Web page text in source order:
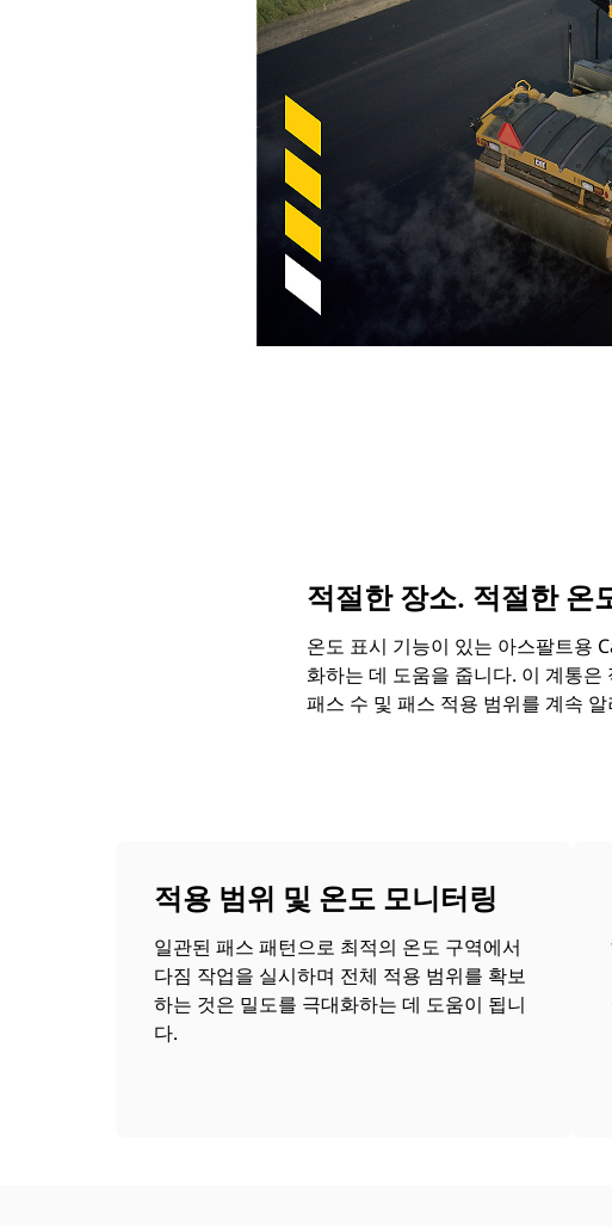
적절한 장소. 적절한 온
온도 표시 기능이 있는 아스팔트용
화하는 데 도움을 줍니다. 이 계통
패스 수 및 패스 적용 범위를 계속
적용 범위 및 온도 모니터링
일관된 패스 패턴으로 최적의 온도 구역에서
다짐 작업을 실시하며 전체 적용 범위를 확보
하는 것은 밀도를 극대화하는 데 도움이 됩니
다.